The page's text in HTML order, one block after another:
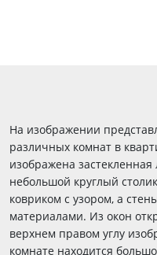
На изображении
различных комнат в
изображена
небольшой круглый
ковриком с узором, а
материалами. Из окон
верхнем правом углу
комнате находится